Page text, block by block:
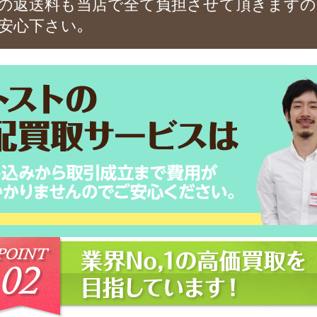
返送料も当店で全て負担させて頂きます
心下さい｡